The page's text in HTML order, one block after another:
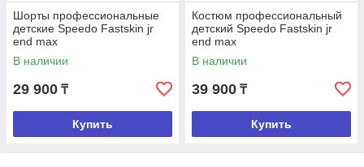
Шорты профессиональные
детские Speedo Fastskin jr
end max
В наличии
29 900 ₸
Купить
Костюм профессиональный
детский Speedo Fastskin jr
end max
В наличии
39 900 ₸
Купить